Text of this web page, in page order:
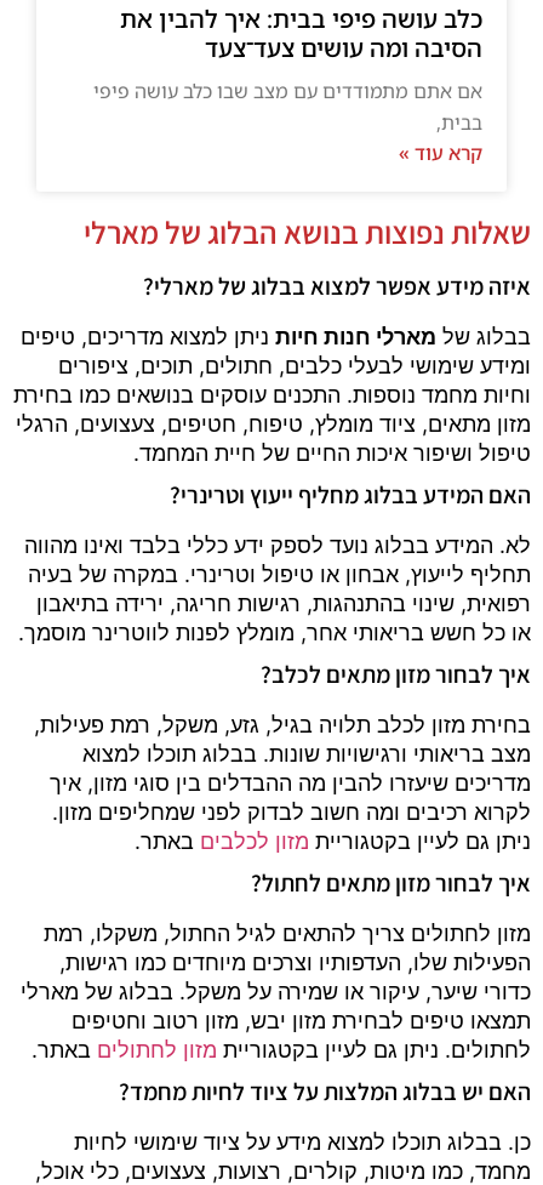
כלב עושה פיפי בבית: איך להבין את
הסיבה ומה עושים צעד־צעד
אם אתם מתמודדים עם מצב שבו כלב עושה פיפי
בבית,
קרא עוד »
שאלות נפוצות בנושא הבלוג של מארלי
איזה מידע אפשר למצוא בבלוג של מארלי?
בבלוג של מארלי חנות חיות ניתן למצוא מדריכים, טיפים
ומידע שימושי לבעלי כלבים, חתולים, תוכים, ציפורים
וחיות מחמד נוספות. התכנים עוסקים בנושאים כמו בחירת
מזון מתאים, ציוד מומלץ, טיפוח, חטיפים, צעצועים, הרגלי
טיפול ושיפור איכות החיים של חיית המחמד.
האם המידע בבלוג מחליף ייעוץ וטרינרי?
לא. המידע בבלוג נועד לספק ידע כללי בלבד ואינו מהווה
תחליף לייעוץ, אבחון או טיפול וטרינרי. במקרה של בעיה
רפואית, שינוי בהתנהגות, רגישות חריגה, ירידה בתיאבון
או כל חשש בריאותי אחר, מומלץ לפנות לווטרינר מוסמך.
איך לבחור מזון מתאים לכלב?
בחירת מזון לכלב תלויה בגיל, גזע, משקל, רמת פעילות,
מצב בריאותי ורגישויות שונות. בבלוג תוכלו למצוא
מדריכים שיעזרו להבין מה ההבדלים בין סוגי מזון, איך
לקרוא רכיבים ומה חשוב לבדוק לפני שמחליפים מזון.
ניתן גם לעיין בקטגוריית מזון לכלבים באתר.
איך לבחור מזון מתאים לחתול?
מזון לחתולים צריך להתאים לגיל החתול, משקלו, רמת
הפעילות שלו, העדפותיו וצרכים מיוחדים כמו רגישות,
כדורי שיער, עיקור או שמירה על משקל. בבלוג של מארלי
תמצאו טיפים לבחירת מזון יבש, מזון רטוב וחטיפים
לחתולים. ניתן גם לעיין בקטגוריית מזון לחתולים באתר.
האם יש בבלוג המלצות על ציוד לחיות מחמד?
כן. בבלוג תוכלו למצוא מידע על ציוד שימושי לחיות
מחמד, כמו מיטות, קולרים, רצועות, צעצועים, כלי אוכל,